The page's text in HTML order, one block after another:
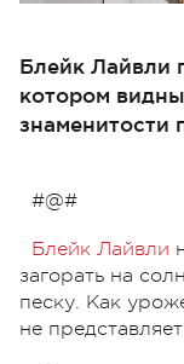
Блейк Лайвли
котором
знаменитости
#@#
Блейк Лайвли
загорать на
песку. Как
не